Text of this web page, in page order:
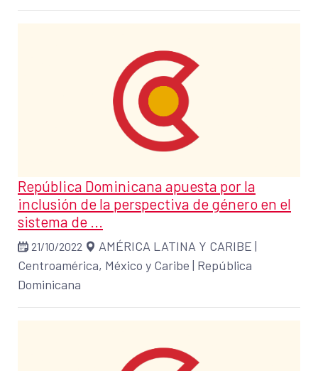
República Dominicana apuesta por la
inclusión de la perspectiva de género en el
sistema de ...
21/10/2022 AMÉRICA LATINA Y CARIBE |
Centroamérica, México y Caribe | República
Dominicana